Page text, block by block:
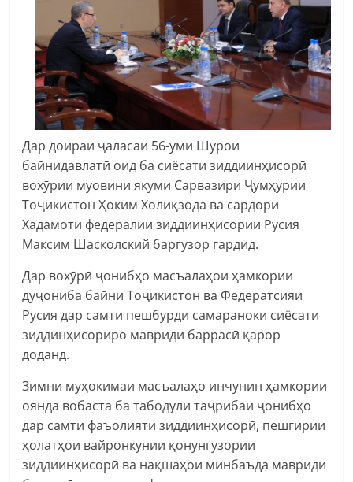
Дар доираи ҷаласаи 56-уми Шурои
байнидавлатӣ оид ба сиёсати зиддиинҳисорӣ
вохӯрии муовини якуми Сарвазири Ҷумҳурии
Тоҷикистон Ҳоким Холиқзода ва сардори
Хадамоти федералии зиддиинҳисории Русия
Максим Шасколский баргузор гардид.
Дар вохӯрӣ ҷонибҳо масъалаҳои ҳамкории
дуҷониба байни Тоҷикистон ва Федератсияи
Русия дар самти пешбурди самараноки сиёсати
зиддинҳисориро мавриди баррасӣ қарор
доданд.
Зимни муҳокимаи масъалаҳо инчунин ҳамкории
оянда вобаста ба табодули таҷрибаи ҷонибҳо
дар самти фаъолияти зиддиинҳисорӣ, пешгирии
ҳолатҳои вайронкунии қонунгузории
зиддиинҳисорӣ ва нақшаҳои минбаъда мавриди